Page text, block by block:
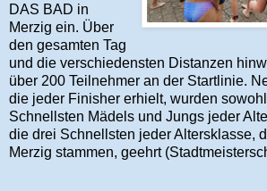
DAS BAD in
Merzig ein. Über
den gesamten Tag
und die verschiedensten Distanzen
über 200 Teilnehmer an der Startlinie.
die jeder Finisher erhielt, wurden
Schnellsten Mädels und Jungs jeder
die drei Schnellsten jeder Altersklasse,
Merzig stammen, geehrt